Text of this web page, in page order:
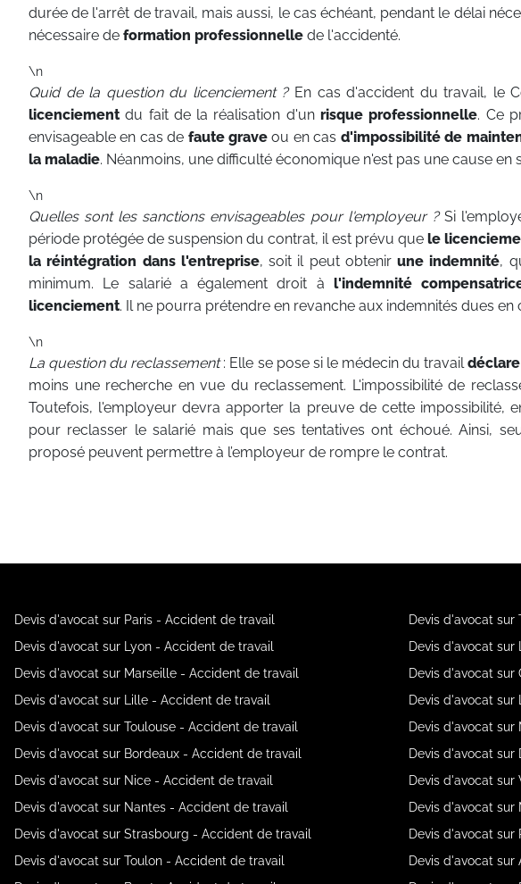
durée de l'arrêt de travail, mais aussi, le cas échéant, pendant le délai
nécessaire de formation professionnelle de l'accidenté.
\n
Quid de la question du licenciement ? En cas d'accident du travail, le
licenciementdu fait de la réalisation d'unrisque professionnelle. Ce
envisageable en cas de faute grave ou en cas d'impossibilité de
la maladie. Néanmoins, une difficulté économique n'est pas une cause en
\n
Quelles sont les sanctions envisageables pour l'employeur ? Si
période protégée de suspension du contrat, il est prévu quele
la réintégration dans l'entreprise, soit il peut obtenir une indemnité,
minimum. Le salarié a également droit à l'indemnité
licenciement. Il ne pourra prétendre en revanche aux indemnités dues
\n
La question du reclassement: Elle se pose si le médecin du travail
moins une recherche en vue du reclassement. L'impossibilité de
Toutefois, l'employeur devra apporter la preuve de cette
pour reclasser le salarié mais que ses tentatives ont échoué. Ainsi,
proposé peuvent permettre à l’employeur de rompre le contrat.
Devis d'avocat sur Paris - Accident de travail
Devis d'avocat sur Lyon - Accident de travail
Devis d'avocat sur Marseille - Accident de travail
Devis d'avocat sur Lille - Accident de travail
Devis d'avocat sur Toulouse - Accident de travail
Devis d'avocat sur Bordeaux - Accident de travail
Devis d'avocat sur Nice - Accident de travail
Devis d'avocat sur Nantes - Accident de travail
Devis d'avocat sur Strasbourg - Accident de travail
Devis d'avocat sur Toulon - Accident de travail
Devis d'avocat sur
Devis d'avocat sur
Devis d'avocat sur
Devis d'avocat sur
Devis d'avocat sur
Devis d'avocat sur
Devis d'avocat sur
Devis d'avocat
Devis d'avocat sur
Devis d'avocat sur